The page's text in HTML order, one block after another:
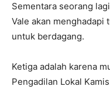
Sementara seorang
Vale akan menghadapi
untuk berdagang.
Ketiga adalah karena
Pengadilan Lokal